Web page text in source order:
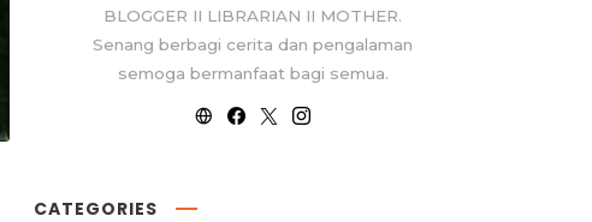
BLOGGER II LIBRARIAN II MOTHER.
Senang berbagi cerita dan pengalaman
semoga bermanfaat bagi semua.
CATEGORIES